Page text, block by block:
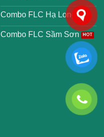
Combo FLC Hạ Long
Combo FLC Sầm Sơn